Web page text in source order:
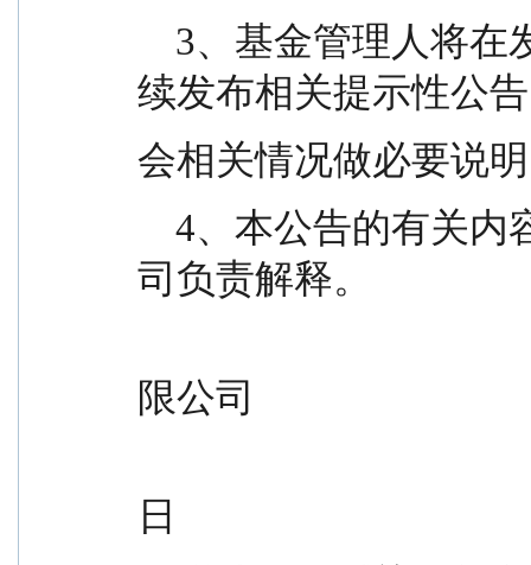
续发布相关提示性公
会相关情况做必要说
司负责解释。
限公司
日